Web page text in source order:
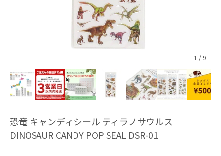
1 / 9
恐竜 キャンディシール ティラノサウルス
DINOSAUR CANDY POP SEAL DSR-01